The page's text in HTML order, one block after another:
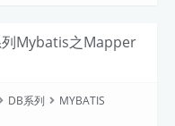
列Mybatis之Mapper
DB系列
MYBATIS